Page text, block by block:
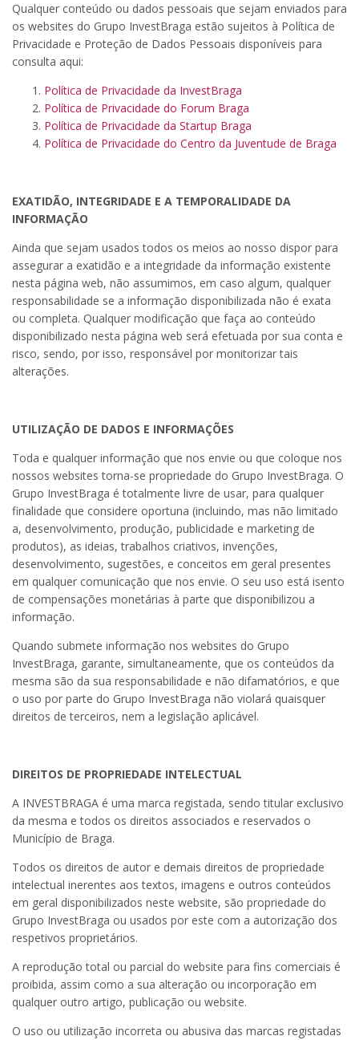
Qualquer conteúdo ou dados pessoais que sejam enviados para
os websites do Grupo InvestBraga estão sujeitos à Política de
Privacidade e Proteção de Dados Pessoais disponíveis para
consulta aqui:
Política de Privacidade da InvestBraga
Política de Privacidade do Forum Braga
Política de Privacidade da Startup Braga
Política de Privacidade do Centro da Juventude de Braga
EXATIDÃO, INTEGRIDADE E A TEMPORALIDADE DA
INFORMAÇÃO
Ainda que sejam usados todos os meios ao nosso dispor para
assegurar a exatidão e a integridade da informação existente
nesta página web, não assumimos, em caso algum, qualquer
responsabilidade se a informação disponibilizada não é exata
ou completa. Qualquer modificação que faça ao conteúdo
disponibilizado nesta página web será efetuada por sua conta e
risco, sendo, por isso, responsável por monitorizar tais
alterações.
UTILIZAÇÃO DE DADOS E INFORMAÇÕES
Toda e qualquer informação que nos envie ou que coloque nos
nossos websites torna-se propriedade do Grupo InvestBraga. O
Grupo InvestBraga é totalmente livre de usar, para qualquer
finalidade que considere oportuna (incluindo, mas não limitado
a, desenvolvimento, produção, publicidade e marketing de
produtos), as ideias, trabalhos criativos, invenções,
desenvolvimento, sugestões, e conceitos em geral presentes
em qualquer comunicação que nos envie. O seu uso está isento
de compensações monetárias à parte que disponibilizou a
informação.
Quando submete informação nos websites do Grupo
InvestBraga, garante, simultaneamente, que os conteúdos da
mesma são da sua responsabilidade e não difamatórios, e que
o uso por parte do Grupo InvestBraga não violará quaisquer
direitos de terceiros, nem a legislação aplicável.
DIREITOS DE PROPRIEDADE INTELECTUAL
A INVESTBRAGA é uma marca registada, sendo titular exclusivo
da mesma e todos os direitos associados e reservados o
Município de Braga.
Todos os direitos de autor e demais direitos de propriedade
intelectual inerentes aos textos, imagens e outros conteúdos
em geral disponibilizados neste website, são propriedade do
Grupo InvestBraga ou usados por este com a autorização dos
respetivos proprietários.
A reprodução total ou parcial do website para fins comerciais é
proibida, assim como a sua alteração ou incorporação em
qualquer outro artigo, publicação ou website.
O uso ou utilização incorreta ou abusiva das marcas registadas